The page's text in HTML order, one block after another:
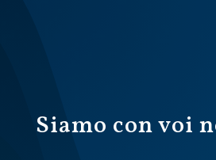
Siamo con voi